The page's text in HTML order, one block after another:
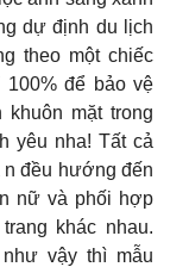
dự định du lịch
theo một chiếc
100% để bảo vệ
mặt trong
yêu nha! Tất cả
n đều hướng đến
nữ và phối hợp
khác nhau.
vậy thì mẫu